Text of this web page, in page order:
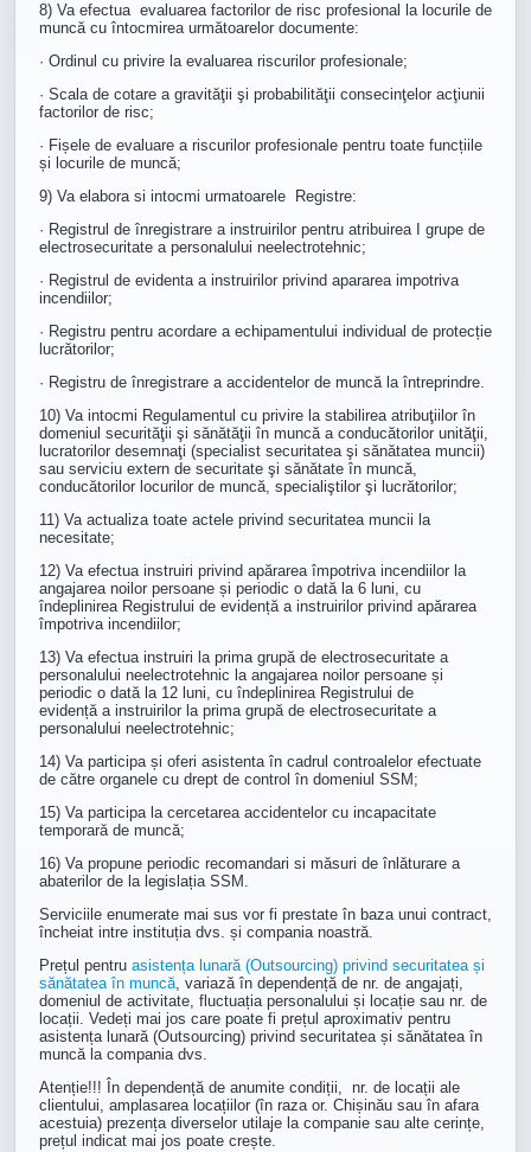
8) Va efectua evaluarea factorilor de risc profesional la locurile de
muncă cu întocmirea următoarelor documente:
· Ordinul cu privire la evaluarea riscurilor profesionale;
· Scala de cotare a gravităţii şi probabilităţii consecinţelor acţiunii
factorilor de risc;
· Fișele de evaluare a riscurilor profesionale pentru toate funcțiile
și locurile de muncă;
9) Va elabora si intocmi urmatoarele Registre:
· Registrul de înregistrare a instruirilor pentru atribuirea I grupe de
electrosecuritate a personalului neelectrotehnic;
· Registrul de evidenta a instruirilor privind apararea impotriva
incendiilor;
· Registru pentru acordare a echipamentului individual de protecție
lucrătorilor;
· Registru de înregistrare a accidentelor de muncă la întreprindre.
10) Va intocmi Regulamentul cu privire la stabilirea atribuţiilor în
domeniul securităţii şi sănătăţii în muncă a conducătorilor unităţii,
lucratorilor desemnaţi (specialist securitatea şi sănătatea muncii)
sau serviciu extern de securitate şi sănătate în muncă,
conducătorilor locurilor de muncă, specialiştilor şi lucrătorilor;
11) Va actualiza toate actele privind securitatea muncii la
necesitate;
12) Va efectua instruiri privind apărarea împotriva incendiilor la
angajarea noilor persoane și periodic o dată la 6 luni, cu
îndeplinirea Registrului de evidență a instruirilor privind apărarea
împotriva incendiilor;
13) Va efectua instruiri la prima grupă de electrosecuritate a
personalului neelectrotehnic la angajarea noilor persoane și
periodic o dată la 12 luni, cu îndeplinirea Registrului de
evidență a instruirilor la prima grupă de electrosecuritate a
personalului neelectrotehnic;
14) Va participa și oferi asistenta în cadrul controalelor efectuate
de către organele cu drept de control în domeniul SSM;
15) Va participa la cercetarea accidentelor cu incapacitate
temporară de muncă;
16) Va propune periodic recomandari si măsuri de înlăturare a
abaterilor de la legislația SSM.
Serviciile enumerate mai sus vor fi prestate în baza unui contract,
încheiat intre instituția dvs. și compania noastră.
Prețul pentru asistența lunară (Outsourcing) privind securitatea și
sănătatea în muncă, variază în dependență de nr. de angajați,
domeniul de activitate, fluctuația personalului și locație sau nr. de
locații. Vedeți mai jos care poate fi prețul aproximativ pentru
asistența lunară (Outsourcing) privind securitatea și sănătatea în
muncă la compania dvs.
Atenție!!! În dependență de anumite condiții, nr. de locații ale
clientului, amplasarea locațiilor (în raza or. Chișinău sau în afara
acestuia) prezența diverselor utilaje la companie sau alte cerințe,
prețul indicat mai jos poate crește.